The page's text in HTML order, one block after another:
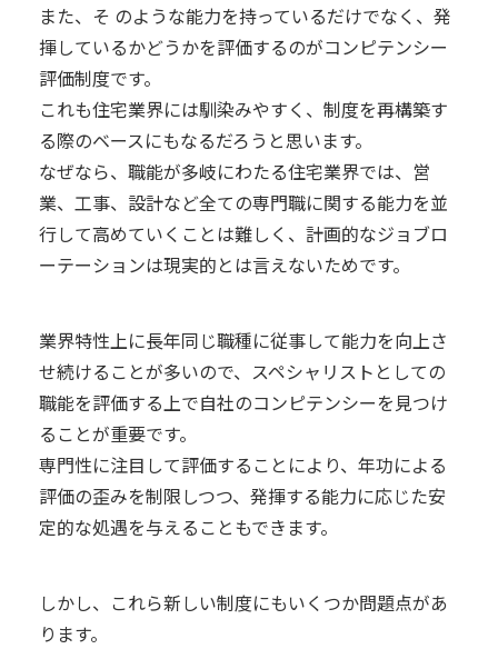
また、そ のような能力を持っているだけでなく、発
揮しているかどうかを評価するのがコンピテンシー
評価制度です。
これも住宅業界には馴染みやすく、制度を再構築す
る際のベースにもなるだろうと思います。
なぜなら、職能が多岐にわたる住宅業界では、営
業、工事、設計など全ての専門職に関する能力を並
行して高めていくことは難しく、計画的なジョブロ
ーテーションは現実的とは言えないためです。
業界特性上に長年同じ職種に従事して能力を向上さ
せ続けることが多いので、スペシャリストとしての
職能を評価する上で自社のコンピテンシーを見つけ
ることが重要です。
専門性に注目して評価することにより、年功による
評価の歪みを制限しつつ、発揮する能力に応じた安
定的な処遇を与えることもできます。
しかし、これら新しい制度にもいくつか問題点があ
ります。